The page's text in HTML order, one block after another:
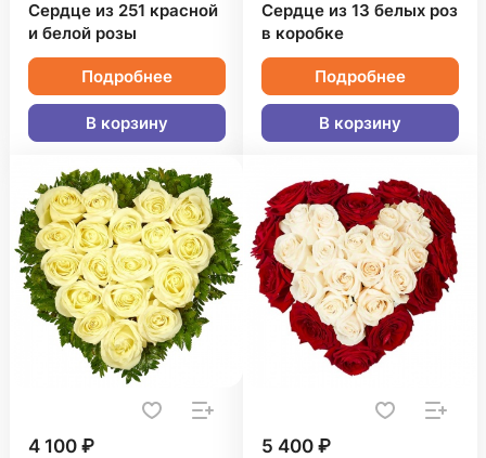
Сердце из 251 красной
и белой розы
Подробнее
В корзину
Сердце из 13 белых роз
в коробке
Подробнее
В корзину
4 100 ₽ 5 400 ₽